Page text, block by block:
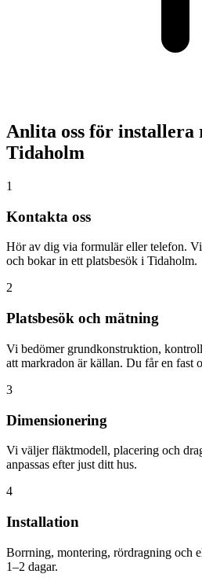
Anlita oss för installera
Tidaholm
1
Kontakta oss
Hör av dig via formulär eller telefon.
och bokar in ett platsbesök i Tidaholm.
2
Platsbesök och mätning
Vi bedömer grundkonstruktion,
att markradon är källan. Du får en fast
3
Dimensionering
Vi väljer fläktmodell, placering och
anpassas efter just ditt hus.
4
Installation
Borrning, montering, rördragning och
1–2 dagar.